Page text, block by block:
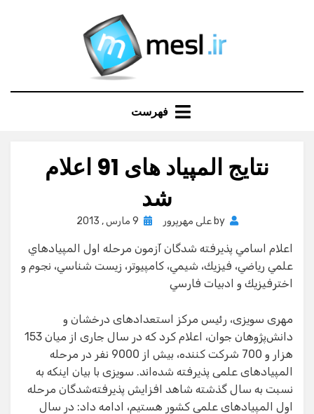
فهرست
نتایج المپیاد های 91 اعلام
شد
by علی مهرپرور
Posted
9 مارس , 2013
اعلام اسامي پذيرفته شدگان آزمون مرحله اول المپيادهاي
علمي رياضي، فيزيك، شيمي، كامپيوتر، زيست شناسي، نجوم و
اخترفيزيك و ادبيات فارسي
مهری سویزی، رئیس مرکز استعدادهای درخشان و
دانش‌پژوهان جوان، اعلام کرد که در سال جاری از میان 153
هزار و 700 شرکت کننده، بیش از 9000 نفر در مرحله
المپیادهای علمی پذیرفته شده‌اند. سویزی با بیان اینکه به
نسبت به سال گذشته شاهد افزایش پذیرفته‌شدگان مرحله
اول المپیاد‌های علمی کشور هستیم، ادامه داد: در سال